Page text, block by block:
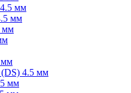
мм
мм
мм
мм
4.5 мм
мм